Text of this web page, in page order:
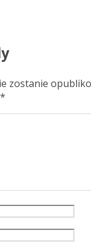
zostanie
*